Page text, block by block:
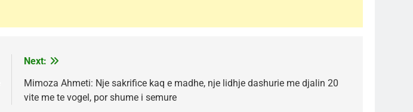
Next:
Mimoza Ahmeti: Nje sakrifice kaq e madhe, nje lidhje dashurie me djalin 20
vite me te vogel, por shume i semure